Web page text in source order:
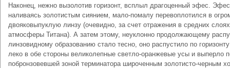
Наконец, нежно вызолотив горизонт, всплыл драго­ценный эфес.
наливаясь золотистым сиянием, мало-помалу перевоплотился в
двояковыпук­лую линзу (очевидно, за счет отражения в средних слоях
атмосферы Титана). А затем этому, неуклон­но продолжающему
линзовидному образо­ванию стало тесно, оно распустило по
леко в обе стороны великолепные светло-оранжевые усы и выперло
побронзовевшей зоной терминатора широченным золотисто-черным